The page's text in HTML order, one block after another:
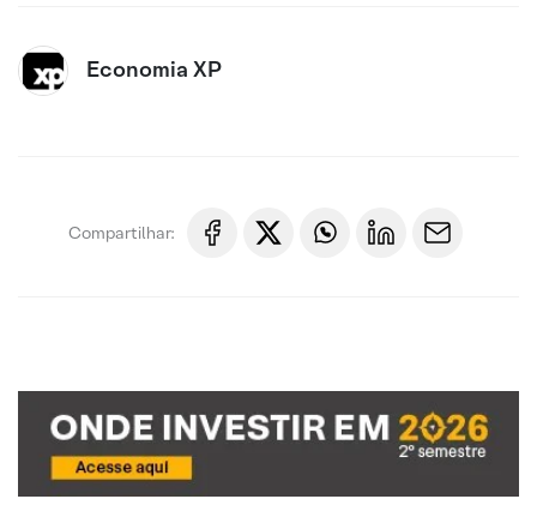
Economia XP
Compartilhar: